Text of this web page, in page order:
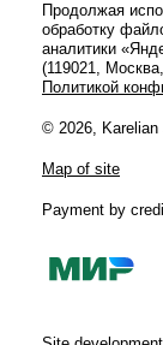
Продолжая
обработку
аналитики
(119021,
Политикой
© 2026, Karelian
Map of site
Payment by